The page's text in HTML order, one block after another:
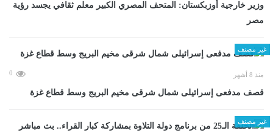
وزير خارجية أوزبكستان: المتحف المصري الكبير معلم ثقافي يجسد رؤية
مصر
غير مصنف
منذ 8 أشهر 0
قصف مدفعى إسرائيلى شمال شرقى مخيم البريج وسط قطاع غزة
غير مصنف